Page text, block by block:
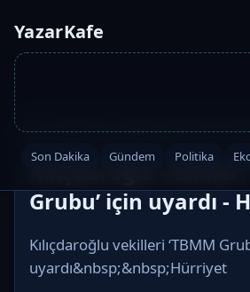
YazarKafe
Son Dakika Gündem Politika
Ana Sayfa·Son Dakika·2026-05-29
Grubu’ için uyardı -
Kılıçdaroğlu vekilleri ‘TBMM
uyardı&nbsp;&nbsp;Hürriyet